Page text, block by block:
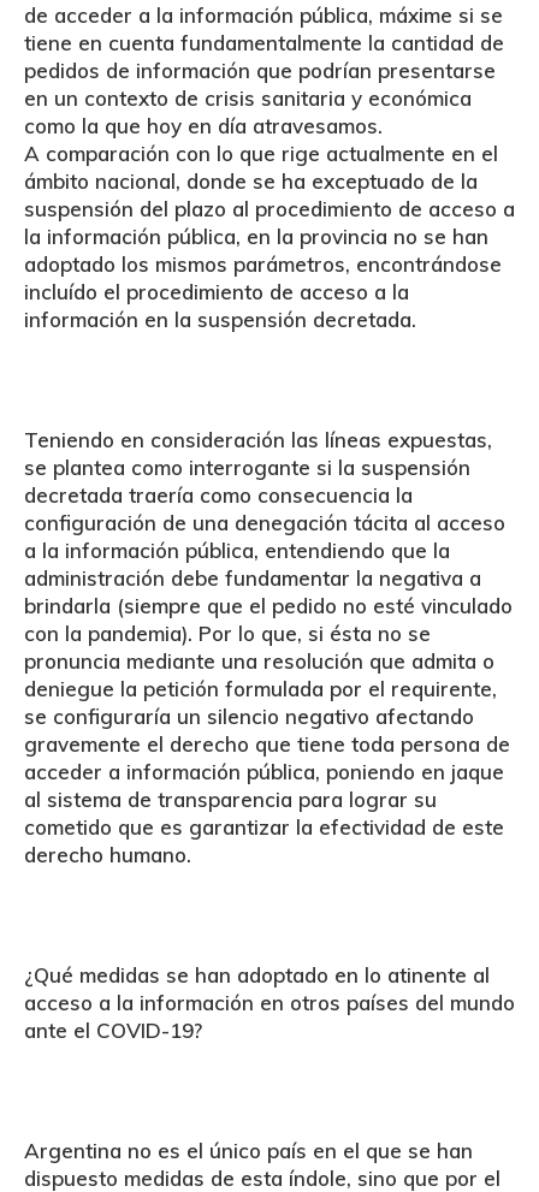
de acceder a la información pública, máxime si se
tiene en cuenta fundamentalmente la cantidad de
pedidos de información que podrían presentarse
en un contexto de crisis sanitaria y económica
como la que hoy en día atravesamos.
A comparación con lo que rige actualmente en el
ámbito nacional, donde se ha exceptuado de la
suspensión del plazo al procedimiento de acceso a
la información pública, en la provincia no se han
adoptado los mismos parámetros, encontrándose
incluído el procedimiento de acceso a la
información en la suspensión decretada.
Teniendo en consideración las líneas expuestas,
se plantea como interrogante si la suspensión
decretada traería como consecuencia la
configuración de una denegación tácita al acceso
a la información pública, entendiendo que la
administración debe fundamentar la negativa a
brindarla (siempre que el pedido no esté vinculado
con la pandemia). Por lo que, si ésta no se
pronuncia mediante una resolución que admita o
deniegue la petición formulada por el requirente,
se configuraría un silencio negativo afectando
gravemente el derecho que tiene toda persona de
acceder a información pública, poniendo en jaque
al sistema de transparencia para lograr su
cometido que es garantizar la efectividad de este
derecho humano.
¿Qué medidas se han adoptado en lo atinente al
acceso a la información en otros países del mundo
ante el COVID-19?
Argentina no es el único país en el que se han
dispuesto medidas de esta índole, sino que por el